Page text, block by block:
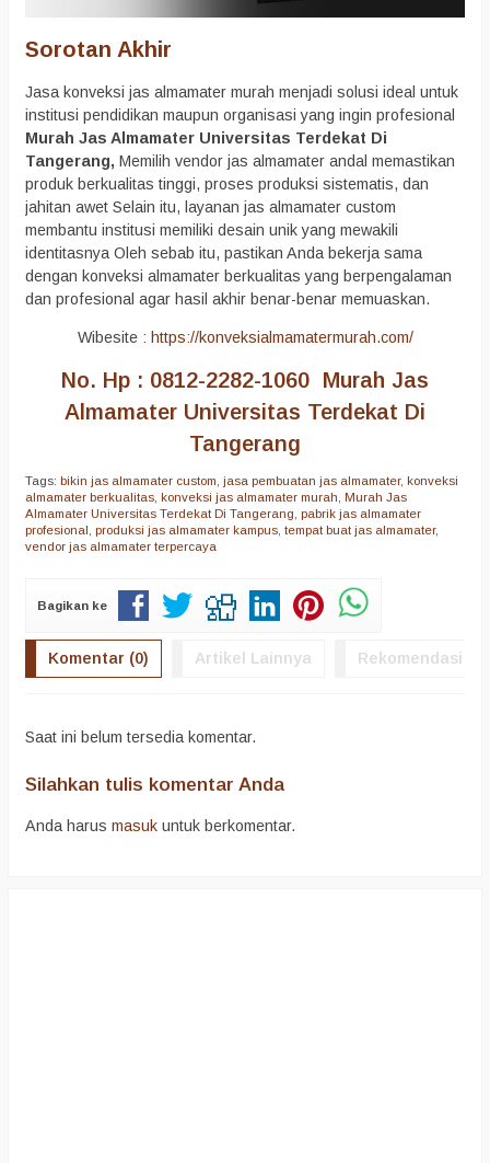
Sorotan Akhir
Jasa konveksi jas almamater murah menjadi solusi ideal untuk
institusi pendidikan maupun organisasi yang ingin profesional
Murah Jas Almamater Universitas Terdekat Di
Tangerang, Memilih vendor jas almamater andal memastikan
produk berkualitas tinggi, proses produksi sistematis, dan
jahitan awet Selain itu, layanan jas almamater custom
membantu institusi memiliki desain unik yang mewakili
identitasnya Oleh sebab itu, pastikan Anda bekerja sama
dengan konveksi almamater berkualitas yang berpengalaman
dan profesional agar hasil akhir benar-benar memuaskan.
Wibesite : https://konveksialmamatermurah.com/
No. Hp : 0812-2282-1060 Murah Jas
Almamater Universitas Terdekat Di
Tangerang
Tags: bikin jas almamater custom jasa pembuatan jas almamater, konveksi
almamater berkualitas konveksi jas almamater murah Murah Jas
Almamater Universitas Terdekat Di Tangerang pabrik jas almamater
profesional produksi jas almamater kampus tempat buat jas almamater,
vendor jas almamater terpercaya
Bagikan ke
Komentar (0) Artikel Lainnya Rekomendasi
Saat ini belum tersedia komentar.
Silahkan tulis komentar Anda
Anda harus masuk untuk berkomentar.